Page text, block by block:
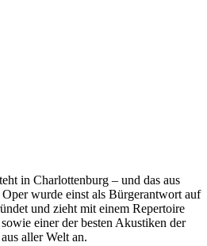
in Charlottenburg – und das aus
wurde einst als Bürgerantwort auf
und zieht mit einem Repertoire
einer der besten Akustiken der
aller Welt an.